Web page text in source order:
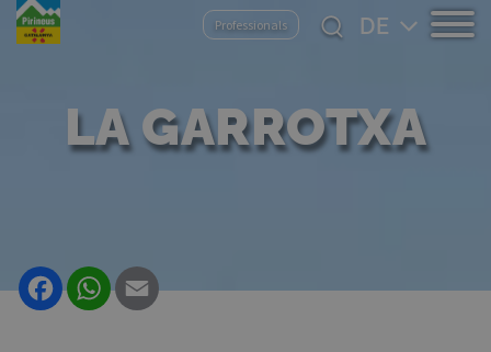
Direkt
zum
Professionals
Select
your
LA GARROTXA
FacebookWhatsApp